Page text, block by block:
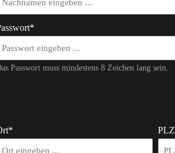
Passwort muss mindestens 8 Zeichen lang sein.
PLZ